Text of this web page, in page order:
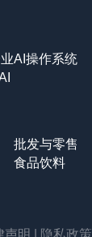
AI操作系统
批发与零售
食品饮料